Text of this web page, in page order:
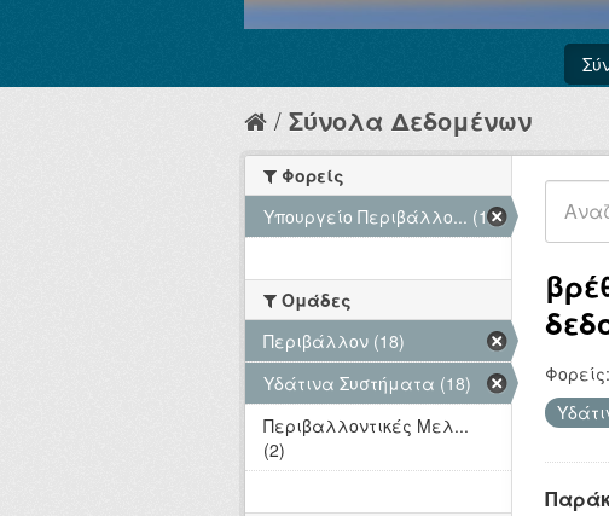
Σύνολα Δεδομένων
Φορείς:
Φορείς
Υπουργείο Περιβάλλο... (18)
Ομάδες
Περιβάλλον (18)
Υδάτινα Συστήματα (18)
Περιβαλλοντικές Μελ...
(2)